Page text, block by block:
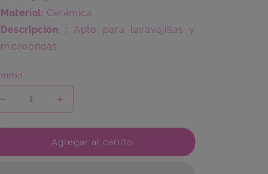
Material: Cerámica
Descripción : Apto para lavavajillas y
microondas
Reducir
cantidad
para
Postre
Aumentar
cantidad
para
Plato
Postre
Agregar al carrito